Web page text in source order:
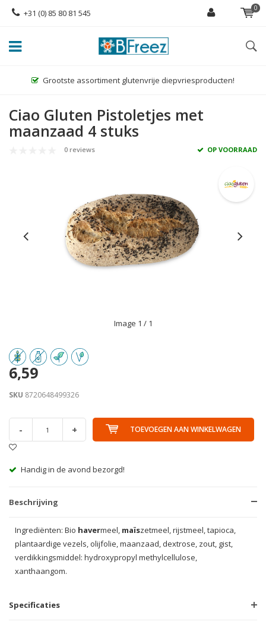
+31 (0) 85 80 81 545 0
Grootste assortiment glutenvrije diepvriesproducten!
Ciao Gluten Pistoletjes met
maanzaad 4 stuks
0 reviews OP VOORRAAD
Image 1 / 1
6,59
SKU 8720648499326
- + TOEVOEGEN AAN WINKELWAGEN
Handig in de avond bezorgd!
Beschrijving
Ingrediënten: Bio havermeel, maïszetmeel, rijstmeel, tapioca,
plantaardige vezels, olijfolie, maanzaad, dextrose, zout, gist,
verdikkingsmiddel: hydroxypropyl methylcellulose,
xanthaangom.
Specificaties